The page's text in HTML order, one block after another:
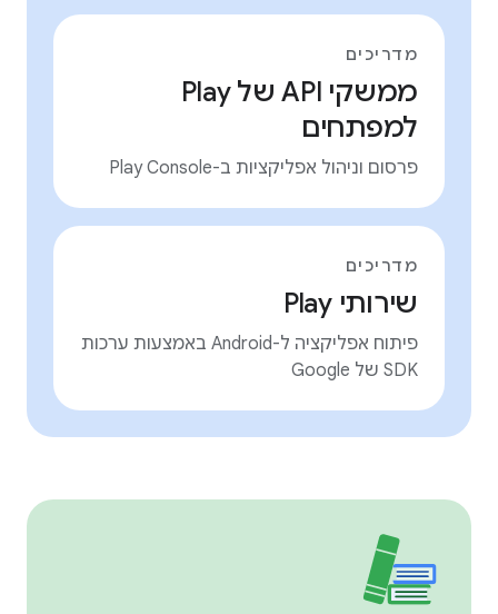
מדריכים
ממשקי API של Play
למפתחים
פרסום וניהול אפליקציות ב-Play Console
מדריכים
שירותי Play
פיתוח אפליקציה ל-Android באמצעות ערכות
SDK של Google